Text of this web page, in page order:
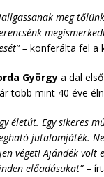
meg
– konferálta fel a
György a dal
több mint 40 éve
életút. Egy sikeres
jutalomjáték.
véget! Ajándék volt
előadásukat”–